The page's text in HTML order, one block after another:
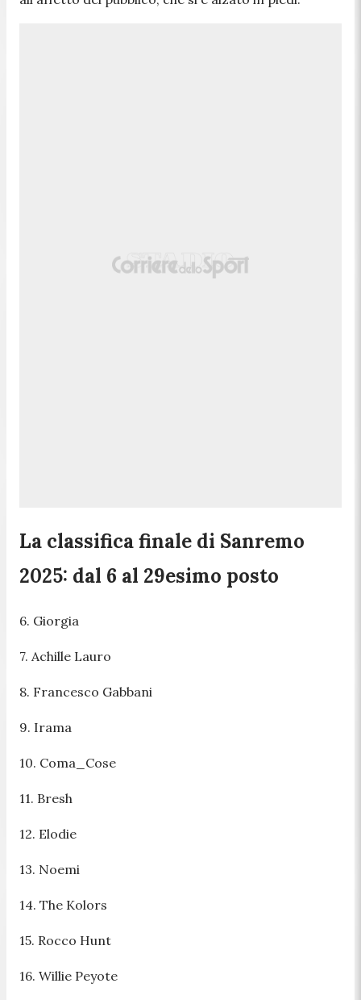
La classifica finale di Sanremo
2025: dal 6 al 29esimo posto
6. Giorgia
7. Achille Lauro
8. Francesco Gabbani
9. Irama
10. Coma_Cose
11. Bresh
12. Elodie
13. Noemi
14. The Kolors
15. Rocco Hunt
16. Willie Peyote